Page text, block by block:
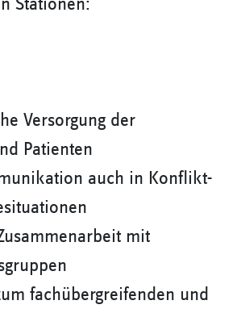
Stationen:
Versorgung der
Patienten
auch in Konflikt-
mit
fachübergreifenden und